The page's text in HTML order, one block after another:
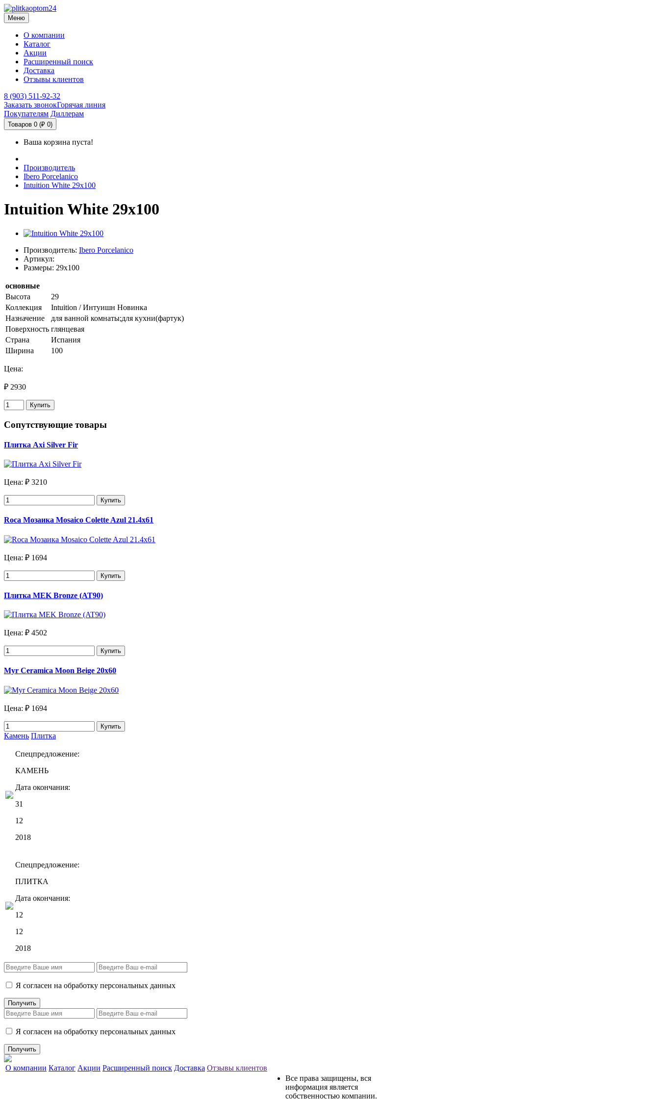
Меню
О компании
Каталог
Акции
Расширенный поиск
Доставка
Отзывы клиентов
8 (903) 511-92-32
Заказать звонокГорячая линия
Покупателям Диллерам
Товаров 0 (₽ 0)
Ваша корзина пуста!
Производитель
Ibero Porcelanico
Intuition White 29x100
Intuition White 29x100
Производитель: Ibero Porcelanico
Артикул:
Размеры: 29x100
основные
Высота
29
Коллекция
Intuition / Интуишн Новинка
Назначение
для ванной комнаты;для кухни(фартук)
Поверхность глянцевая
Страна
Испания
Ширина
100
Цена:
₽ 2930
Купить
Сопутствующие товары
Плитка Axi Silver Fir
Цена: ₽ 3210
Купить
Roca Мозаика Mosaico Colette Azul 21.4х61
Цена: ₽ 1694
Купить
Плитка MEK Bronze (AT90)
Цена: ₽ 4502
Купить
Myr Ceramica Moon Beige 20х60
Цена: ₽ 1694
Купить
Камень Плитка
Спецпредложение:
КАМЕНЬ
Дата окончания:
31
12
2018
Спецпредложение:
ПЛИТКА
Дата окончания:
12
12
2018
Я согласен на обработку персональных данных
Я согласен на обработку персональных данных
О компании Каталог Акции Расширенный поиск Доставка Отзывы клиентов
Все права защищены, вся
информация является
собственностью компании.